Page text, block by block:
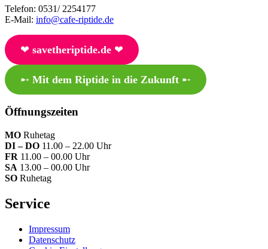
Telefon: 0531/ 2254177
E-Mail: info@cafe-riptide.de
❤︎ savetheriptide.de❤︎
➸ Mit dem Riptide in die Zukunft➸
Öffnungszeiten
MO Ruhetag
DI – DO 11.00 – 22.00 Uhr
FR 11.00 – 00.00 Uhr
SA 13.00 – 00.00 Uhr
SO Ruhetag
Service
Impressum
Datenschutz